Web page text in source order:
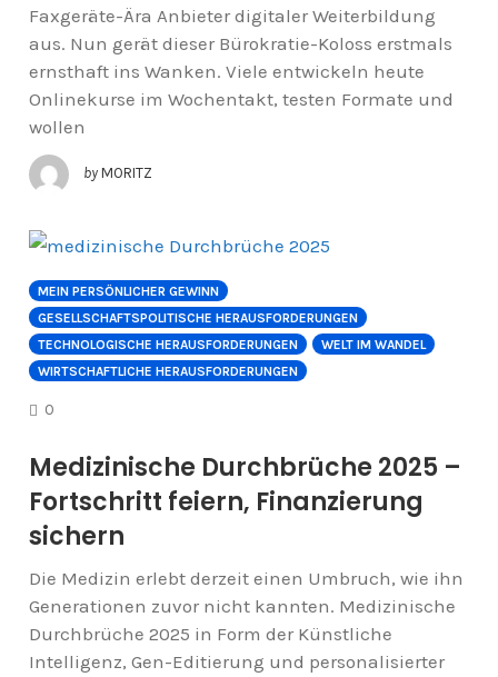
Faxgeräte-Ära Anbieter digitaler Weiterbildung
aus. Nun gerät dieser Bürokratie-Koloss erstmals
ernsthaft ins Wanken. Viele entwickeln heute
Onlinekurse im Wochentakt, testen Formate und
wollen
by MORITZ
MEIN PERSÖNLICHER GEWINN
GESELLSCHAFTSPOLITISCHE HERAUSFORDERUNGEN
TECHNOLOGISCHE HERAUSFORDERUNGEN
WELT IM WANDEL
WIRTSCHAFTLICHE HERAUSFORDERUNGEN
0
Medizinische Durchbrüche 2025 –
Fortschritt feiern, Finanzierung
sichern
Die Medizin erlebt derzeit einen Umbruch, wie ihn
Generationen zuvor nicht kannten. Medizinische
Durchbrüche 2025 in Form der Künstliche
Intelligenz, Gen-Editierung und personalisierter